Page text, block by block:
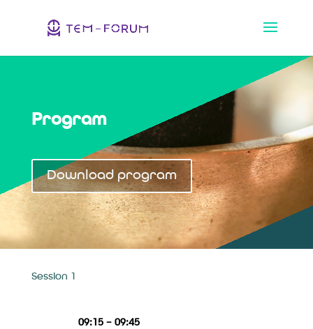
Program
Download program
Session 1
09:15 – 09:45